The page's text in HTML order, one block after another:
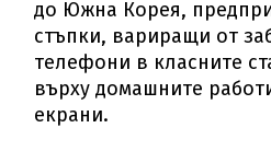
до Южна Корея,
стъпки, вариращи от
телефони в класните
върху домашните
екрани.